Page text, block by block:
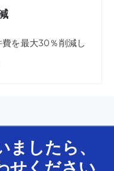
費を最大30％削減し
ましたら、